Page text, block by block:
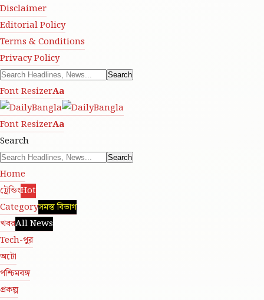
Disclaimer
Editorial Policy
Terms & Conditions
Privacy Policy
Font ResizerAa
Font ResizerAa
Search
Home
ট্রেন্ডিংHot
Categoryসমস্ত বিভাগ
খবরAll News
Tech-পুর
অটো
পশ্চিমবঙ্গ
প্রকল্প